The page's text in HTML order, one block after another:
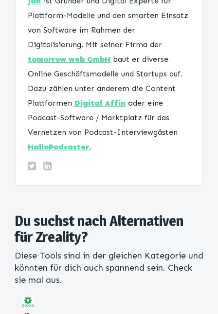
Plattform-Modelle und den smarten Einsatz
von Software im Rahmen der
Digitalisierung. Mit seiner Firma der
tomorrow web GmbH baut er diverse
Online Geschäftsmodelle und Startups auf.
Dazu zählen unter anderem die Content
Plattformen Digital Affin oder eine
Podcast-Software / Marktplatz für das
Vernetzen von Podcast-Interviewgästen
HalloPodcaster.
Du suchst nach Alternativen
für Zreality?
Diese Tools sind in der gleichen Kategorie und
könnten für dich auch spannend sein. Check
sie mal aus.